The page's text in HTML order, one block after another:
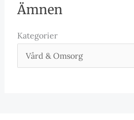
Ämnen
Kategorier